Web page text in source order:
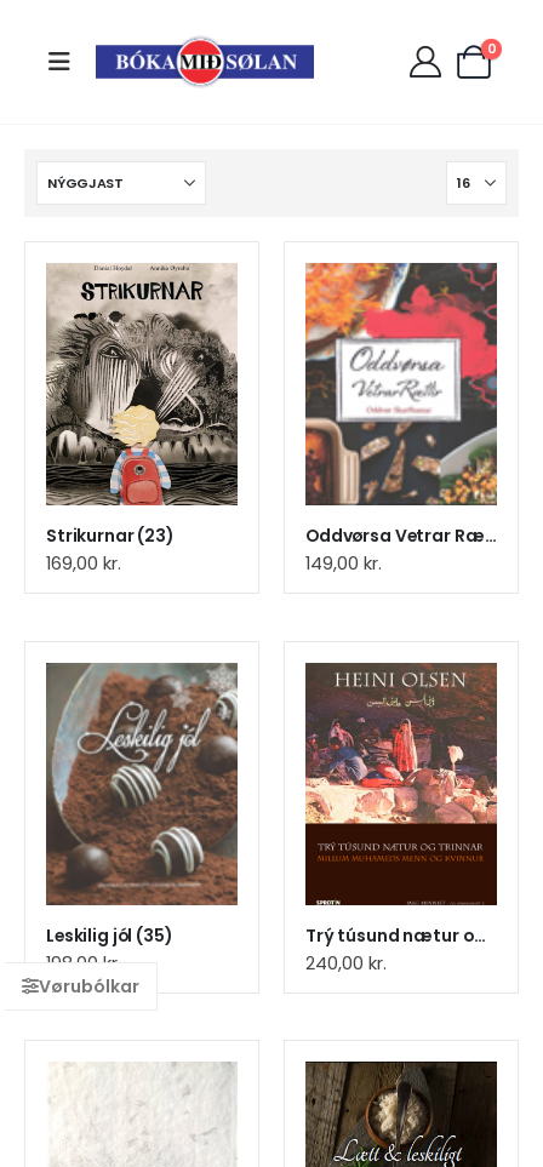
0
Strikurnar (23)
169,00 kr.
Oddvørsa Vetrar Rættir (75)
149,00 kr.
Leskilig jól (35)
198,00 kr.
Trý túsund nætur og trinnar´(6)
240,00 kr.